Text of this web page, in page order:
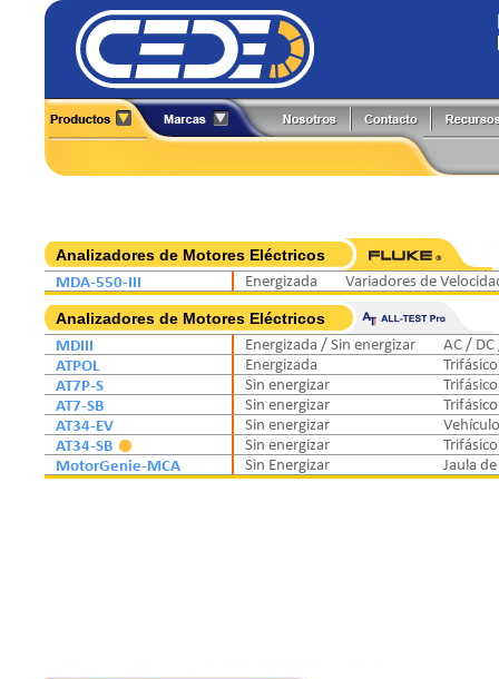
Cámaras Termográficas
Compensación Reactiva
Contadores
Detectores
Fuentes de Poder
Generadores de Funciones
Medidores
Multímetros
Osciloscopios
Pinzas de Medición
Probadores
Circutor
Comark
Extech
Global Specialties
GW Instek
Hioki
Analizadores de Motores Eléctricos
MDA-550-III Energizada Variadores de
Analizadores de Motores Eléctricos
MDIII
ATPOL
AT7P-S
AT7-SB
AT34-EV
AT34-SB
MotorGenie-MCA
Energizada / Sin energizar
AC /
Energizada
Sin energizar
Sin energizar
Sin energizar
Sin energizar
Sin Energizar
Jaula